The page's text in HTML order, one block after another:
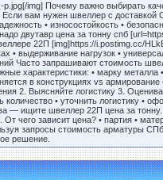
img] Почему важно выбирать
вам нужен швеллер с доставкой
• износостойкость •
двутавр цена за тонну спб
22П [img]https://i.postimg.cc/
• выдерживание нагрузок •
Часто запрашивают стоимость
характеристики: • марку металла
в конструкциях vs армирование
2. Выясняйте логистику 3.
количество • уточнить логистику •
— ищите швеллер 22П цена за
зависит цена? • партия •
запросы стоимость арматуры
решение.